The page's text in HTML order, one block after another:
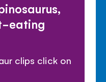
eating
clips click on